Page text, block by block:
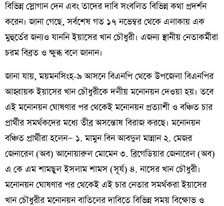
বিভিন্ন স্লোগান দেন এবং তাদের দাবি সংবলিত বিভিন্ন কথা প্রদর্শন
করেন। জানা গেছে, সর্বশেষ গত ১৭ নভেম্বর থেকে এলাকায় এক
মুহুর্তের জন্যও যাননি ইয়াসের খান চৌধুরী। এজন্য স্থানীয় নেতাকর্মীরা
চরম বিব্রত ও ক্ষুব্ধ বলে জানান।
জানা যায়, ময়মনসিংহ-৯ আসনে বিএনপি থেকে উপজেলা বিএনপির
আহ্বায়ক ইয়াসের খান চৌধুরীকে দলীয় মনোনয়ন দেওয়া হয়। তবে
এই মনোনয়ন ঘোষণার পর থেকেই মনোনয়ন প্রত্যাশী ও বঞ্চিত চার
প্রার্থীর সমর্থকদের মধ্যে তীব্র অসন্তোষ বিরাজ করছে। মনোনয়ন
বঞ্চিত প্রার্থীরা হলেন— ১. মামুন বিন আবদুল মান্নান ২. মেজর
জেনারেল (অব) আনোয়ারুল মোমেন ৩. ব্রিগেডিয়ার জেনারেল (অব)
এ কে এম শামছুল ইসলাম শামস (সূর্য) ৪. নাসের খান চৌধুরী।
মনোনয়ন ঘোষণার পর থেকেই এই চার নেতার সমর্থকরা ইয়াসের
খান চৌধুরীর মনোনয়ন বাতিলের দাবিতে বিভিন্ন সময় বিক্ষোভ ও